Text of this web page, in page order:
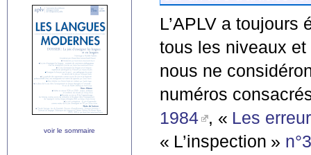
L’APLV a toujours
tous les niveaux
nous ne
numéros
1984 , « Les
« L’inspection »
voir le sommaire